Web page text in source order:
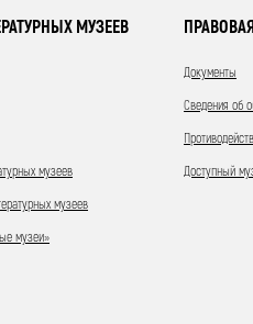
МУЗЕЕВ
музеев
музеев
музеи»
Документы
Сведения об
Доступный